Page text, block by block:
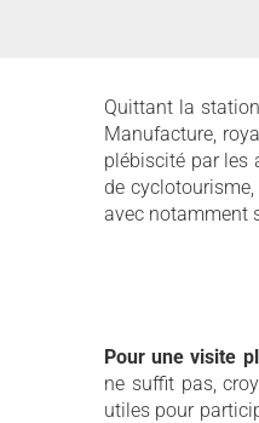
Quittant la
Manufacture,
plébiscité par les
de
avec notamment
Pour une visite
ne suffit pas,
utiles pour